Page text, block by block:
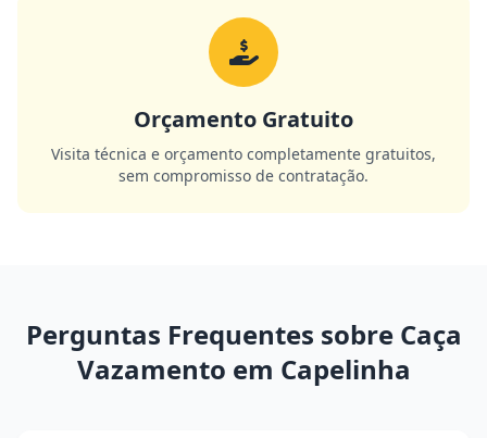
Orçamento Gratuito
Visita técnica e orçamento completamente gratuitos,
sem compromisso de contratação.
Perguntas Frequentes sobre Caça
Vazamento em Capelinha